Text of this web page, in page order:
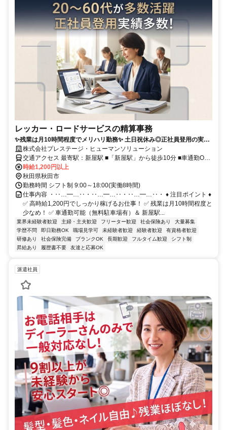
レッカー・ロードサービスの精算事務
✨残業は月10時間程度でメリハリ勤務✨ 土日祝休み◎正社員登用の実績
も多い職場です！
株式会社プレステージ・ヒューマンソリューション
交通アクセス 最寄駅：新屋駅 ■「新屋駅」から徒歩10分 ■車通勤OK
■無料駐車場あり
時給1,200円以上
秋田県秋田市
勤務時間 シフト制 9:00～18:00(実働8時間)
仕事内容 ・‥…━…‥・‥…━…‥・‥…━…‥・ ♦ 注目ポイント ♦
✅ 高時給1,200円でしっかり稼げるお仕事！ ✅ 残業は月10時間程度と
少なめ！ ✅ 車通勤可能（無料駐車場有）＆ 新屋駅...
業界未経験者歓迎 主婦・主夫歓迎 フリーター歓迎 社会保険あり
大量募集
学歴不問
即日勤務OK 職場見学可 未経験者歓迎 経験者歓迎
有資格者歓迎
研修あり
社会保険完備 ブランクOK 長期歓迎 フルタイム歓迎
シフト制
昇給あり
履歴書不要 友達と応募OK
派遣社員